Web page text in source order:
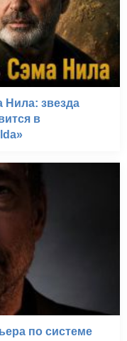
Нила: звезда
в
по системе